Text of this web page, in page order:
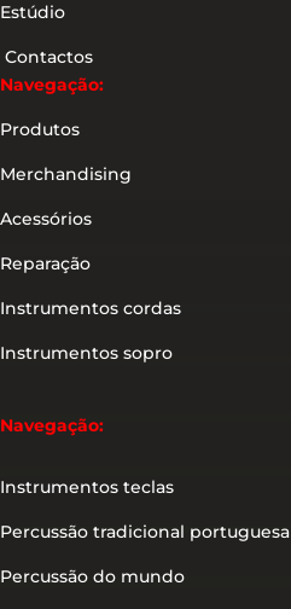
Estúdio
Contactos
Navegação:
Produtos
Merchandising
Acessórios
Reparação
Instrumentos cordas
Instrumentos sopro
Navegação:
Instrumentos teclas
Percussão tradicional portuguesa
Percussão do mundo